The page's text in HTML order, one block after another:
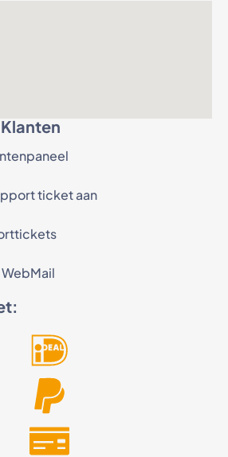
ticket aan